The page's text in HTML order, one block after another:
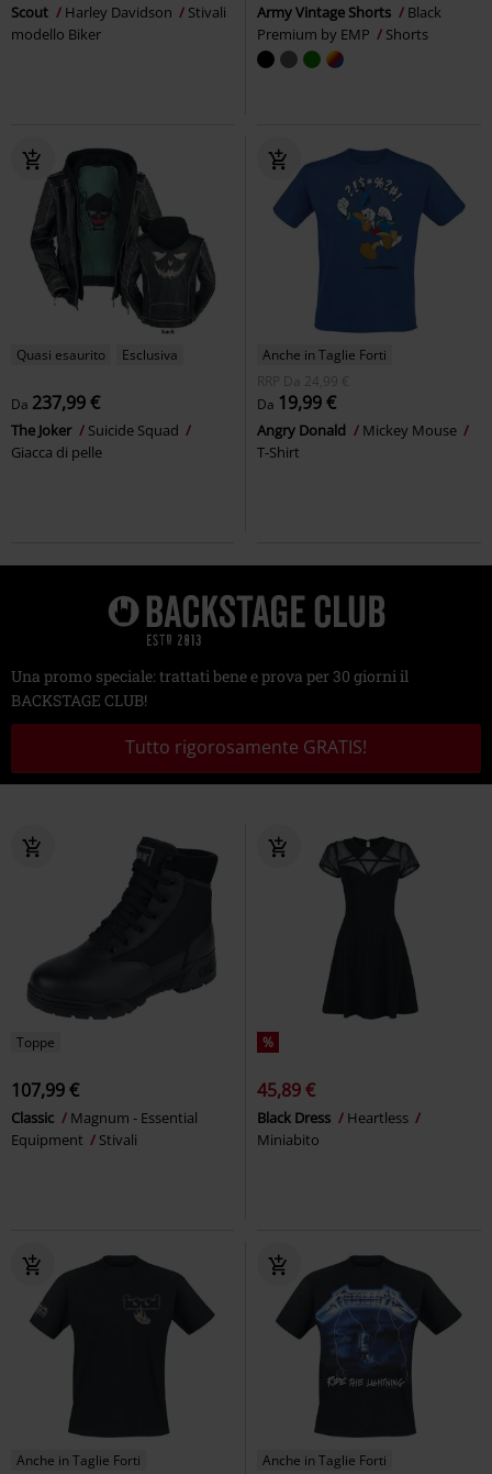
Scout Harley Davidson
Stivali
modello Biker
Army Vintage Shorts
Black
Premium by EMP
Shorts
Quasi esaurito Esclusiva
Da 237,99 €
The Joker
Suicide Squad
Giacca di pelle
Anche in Taglie Forti
RRP
Da 24,99 €
Da 19,99 €
Angry Donald
Mickey Mouse
T-Shirt
Una promo speciale: trattati bene e prova per 30 giorni il
BACKSTAGE CLUB!
Tutto rigorosamente GRATIS!
Toppe
107,99 €
Classic
Magnum - Essential
Equipment
Stivali
%
45,89 €
Black Dress
Heartless
Miniabito
Anche in Taglie Forti Anche in Taglie Forti